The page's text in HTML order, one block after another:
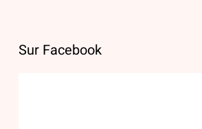
Sur Facebook